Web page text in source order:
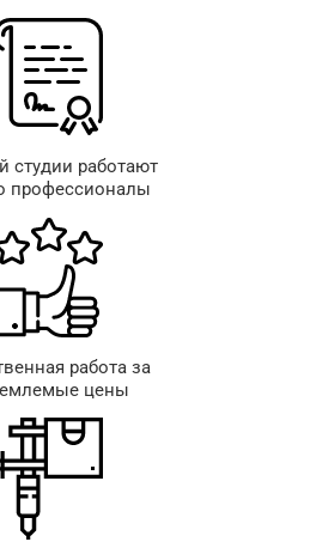
студии работают
профессионалы
работа за
цены